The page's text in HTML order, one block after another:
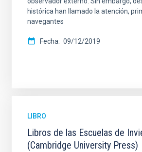
histórica han llamado la atención,
navegantes
Fecha 09/12/2019
LIBRO
Libros de las Escuelas de
(Cambridge University Press)